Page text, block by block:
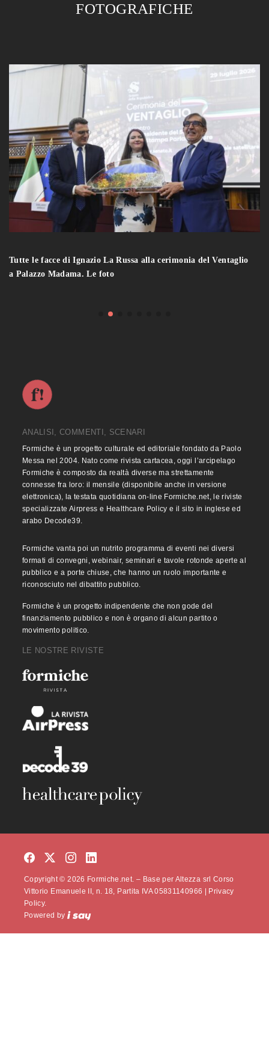
FOTOGRAFICHE
Tutte le facce di Ignazio La Russa alla cerimonia del Ventaglio
a Palazzo Madama. Le foto
ANALISI, COMMENTI, SCENARI
Formiche è un progetto culturale ed editoriale fondato da Paolo
Messa nel 2004. Nato come rivista cartacea, oggi l’arcipelago
Formiche è composto da realtà diverse ma strettamente
connesse fra loro: il mensile (disponibile anche in versione
elettronica), la testata quotidiana on-line Formiche.net, le riviste
specializzate Airpress e Healthcare Policy e il sito in inglese ed
arabo Decode39.
Formiche vanta poi un nutrito programma di eventi nei diversi
formati di convegni, webinair, seminari e tavole rotonde aperte al
pubblico e a porte chiuse, che hanno un ruolo importante e
riconosciuto nel dibattito pubblico.
Formiche è un progetto indipendente che non gode del
finanziamento pubblico e non è organo di alcun partito o
movimento politico.
LE NOSTRE RIVISTE
Copyright © 2026 Formiche.net. – Base per Altezza srl Corso
Vittorio Emanuele II, n. 18, Partita IVA 05831140966 | Privacy
Policy.
Powered by